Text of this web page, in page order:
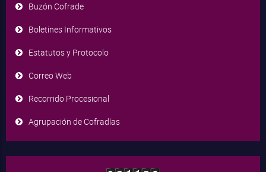
Buzón Cofrade
Boletines Informativos
Estatutos y Protocolo
Correo Web
Recorrido Procesional
Agrupación de Cofradías